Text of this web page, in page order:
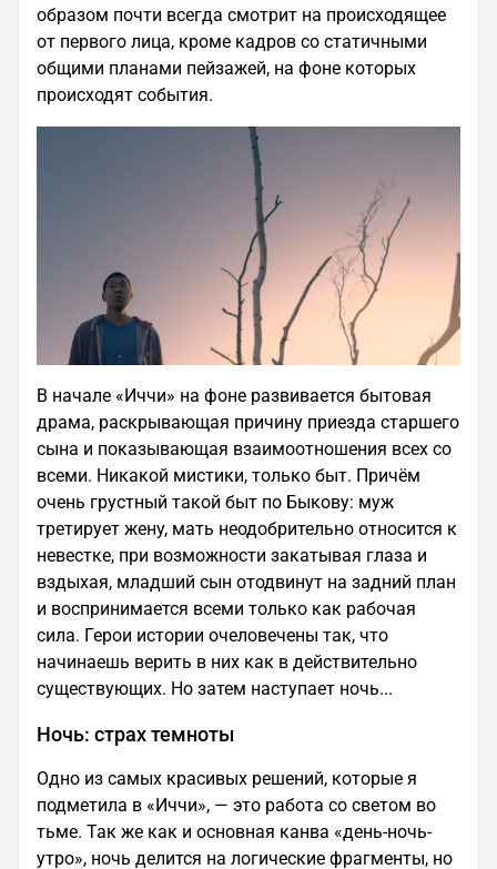
образом почти всегда смотрит на происходящее
от первого лица, кроме кадров со статичными
общими планами пейзажей, на фоне которых
происходят события.
В начале «Иччи» на фоне развивается бытовая
драма, раскрывающая причину приезда старшего
сына и показывающая взаимоотношения всех со
всеми. Никакой мистики, только быт. Причём
очень грустный такой быт по Быкову: муж
третирует жену, мать неодобрительно относится к
невестке, при возможности закатывая глаза и
вздыхая, младший сын отодвинут на задний план
и воспринимается всеми только как рабочая
сила. Герои истории очеловечены так, что
начинаешь верить в них как в действительно
существующих. Но затем наступает ночь...
Ночь: страх темноты
Одно из самых красивых решений, которые я
подметила в «Иччи», — это работа со светом во
тьме. Так же как и основная канва «день-ночь-
утро», ночь делится на логические фрагменты, но